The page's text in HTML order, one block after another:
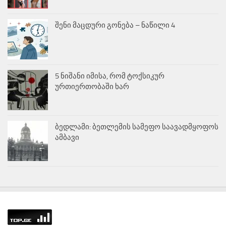
შენი მაცდური გონება – ნაწილი 4
5 ნიშანი იმისა, რომ ტოქსიკურ
ურთიერთობაში ხარ
ბედლამი: ბეთლემის სამეფო საავადმყოფოს
ამბავი